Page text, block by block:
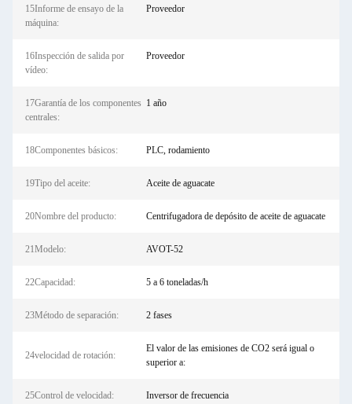
15Informe de ensayo de la
máquina:
Proveedor
16Inspección de salida por
vídeo:
Proveedor
17Garantía de los componentes
centrales:
1 año
18Componentes básicos: PLC, rodamiento
19Tipo del aceite: Aceite de aguacate
20Nombre del producto: Centrifugadora de depósito de aceite de aguacate
21Modelo: AVOT-52
22Capacidad: 5 a 6 toneladas/h
23Método de separación: 2 fases
24velocidad de rotación:
El valor de las emisiones de CO2 será igual o
superior a:
25Control de velocidad: Inversor de frecuencia